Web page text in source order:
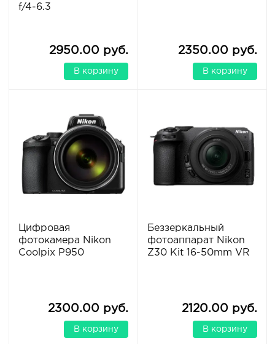
f/4-6.3
2950.00 руб.
В корзину
2350.00 руб.
В корзину
Цифровая
фотокамера Nikon
Coolpix P950
2300.00 руб.
В корзину
Беззеркальный
фотоаппарат Nikon
Z30 Kit 16-50mm VR
2120.00 руб.
В корзину